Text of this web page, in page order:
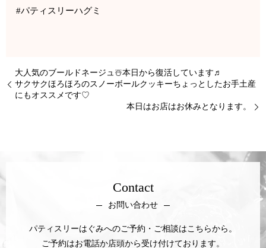
#パティスリーハグミ
大人気のブールドネージュ☃️本日から復活しています♬
サクサクほろほろのスノーボールクッキーちょっとしたお手土産
にもオススメです♡
本日はお店はお休みとなります。
Contact
お問い合わせ
パティスリーはぐみへのご予約・ご相談はこちらから。
ご予約はお電話か店頭から受け付けております。